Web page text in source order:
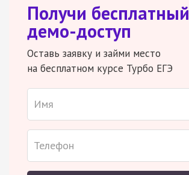
Получи бесплатный
демо-доступ
Оставь заявку и займи место
на бесплатном курсе Турбо ЕГЭ